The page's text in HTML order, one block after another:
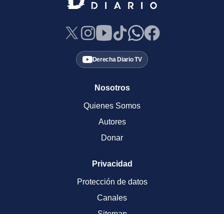
Derecha Diario TV
Nosotros
Quienes Somos
Autores
Donar
Privacidad
Protección de datos
Canales